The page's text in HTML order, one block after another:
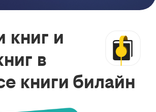
книг и
в
книги билайн